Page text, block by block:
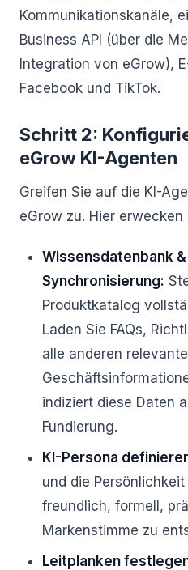
Kommunikationskanäle,
Business API (über die
Integration von eGrow),
Facebook und TikTok.
Schritt 2:
eGrow KI-Agenten
Greifen Sie auf die KI-
eGrow zu. Hier erwecken
Wissensdatenbank
Synchronisierung:
Produktkatalog
Laden Sie FAQs,
alle anderen
indiziert diese Daten
Fundierung.
KI-Persona
und die
freundlich, formell,
Markenstimme zu
Leitplanken